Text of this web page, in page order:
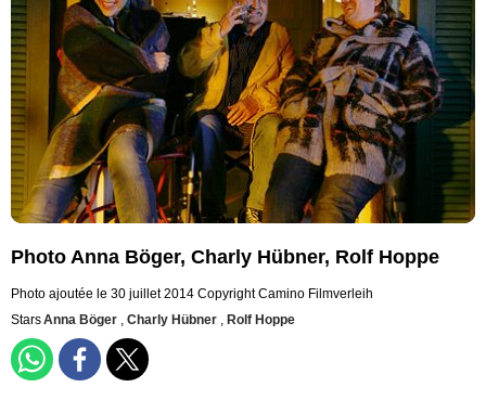
Photo Anna Böger, Charly Hübner, Rolf Hoppe
Photo ajoutée le 30 juillet 2014 Copyright Camino Filmverleih
StarsAnna Böger , Charly Hübner , Rolf Hoppe